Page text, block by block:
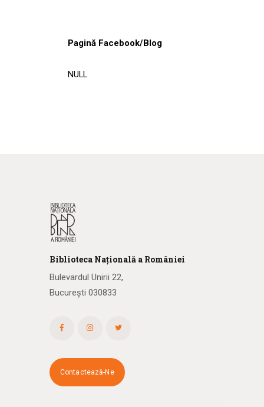
Pagină Facebook/Blog
NULL
Biblioteca Națională a României
Bulevardul Unirii 22,
București 030833
Contactează-Ne